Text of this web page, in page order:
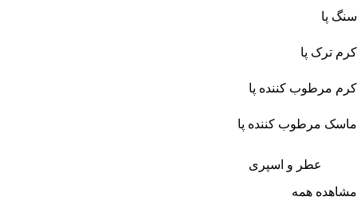
سنگ پا
کرم ترک پا
کرم مرطوب کننده پا
ماسک مرطوب کننده پا
عطر و اسپری
مشاهده همه